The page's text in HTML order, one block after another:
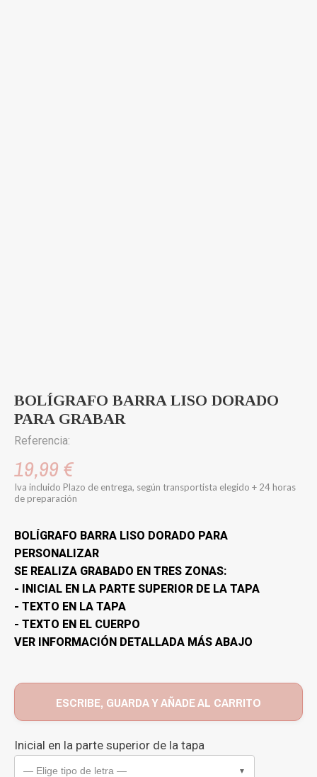
BOLÍGRAFO BARRA LISO DORADO
PARA GRABAR
Referencia:
19,99 €
Iva incluido Plazo de entrega, según transportista elegido + 24 horas
de preparación
BOLÍGRAFO BARRA LISO DORADO PARA
PERSONALIZAR
SE REALIZA GRABADO EN TRES ZONAS:
- INICIAL EN LA PARTE SUPERIOR DE LA TAPA
- TEXTO EN LA TAPA
- TEXTO EN EL CUERPO
VER INFORMACIÓN DETALLADA MÁS ABAJO
ESCRIBE, GUARDA Y AÑADE AL CARRITO
Inicial en la parte superior de la tapa
— Elige tipo de letra — ▼